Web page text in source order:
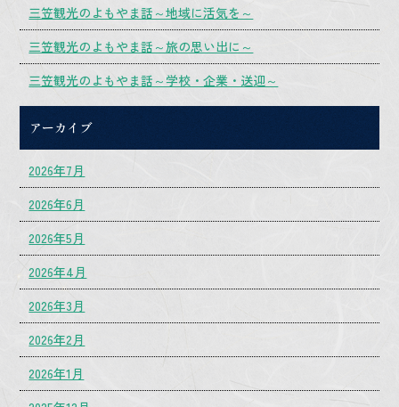
三笠観光のよもやま話～地域に活気を～
三笠観光のよもやま話～旅の思い出に～
三笠観光のよもやま話～学校・企業・送迎～
アーカイブ
2026年7月
2026年6月
2026年5月
2026年4月
2026年3月
2026年2月
2026年1月